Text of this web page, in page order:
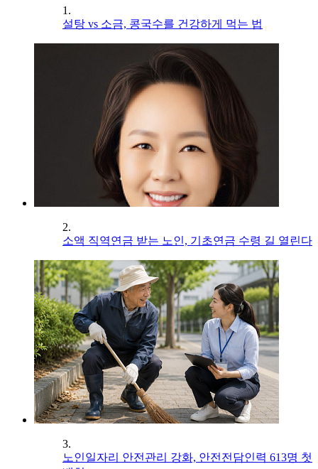
1.
설탕 vs 소금, 콩국수를 건강하게 먹는 법
2.
소액 직역연금 받는 노인, 기초연금 수령 길 열린다
3.
노인일자리 안전관리 강화, 안전전담인력 613명 첫